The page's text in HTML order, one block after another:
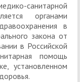
санитарной
органами
в
закона от
в Российской
помощь
установленном